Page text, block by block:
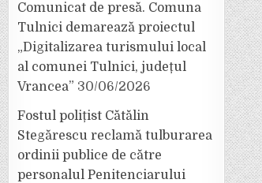
Comunicat de presă. Comuna
Tulnici demarează proiectul
„Digitalizarea turismului local
al comunei Tulnici, județul
Vrancea” 30/06/2026
Fostul polițist Cătălin
Stegărescu reclamă tulburarea
ordinii publice de către
personalul Penitenciarului